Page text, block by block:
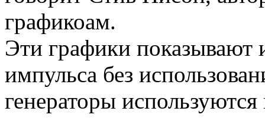
графикоам.
Эти графики показывают
импульса без
генераторы